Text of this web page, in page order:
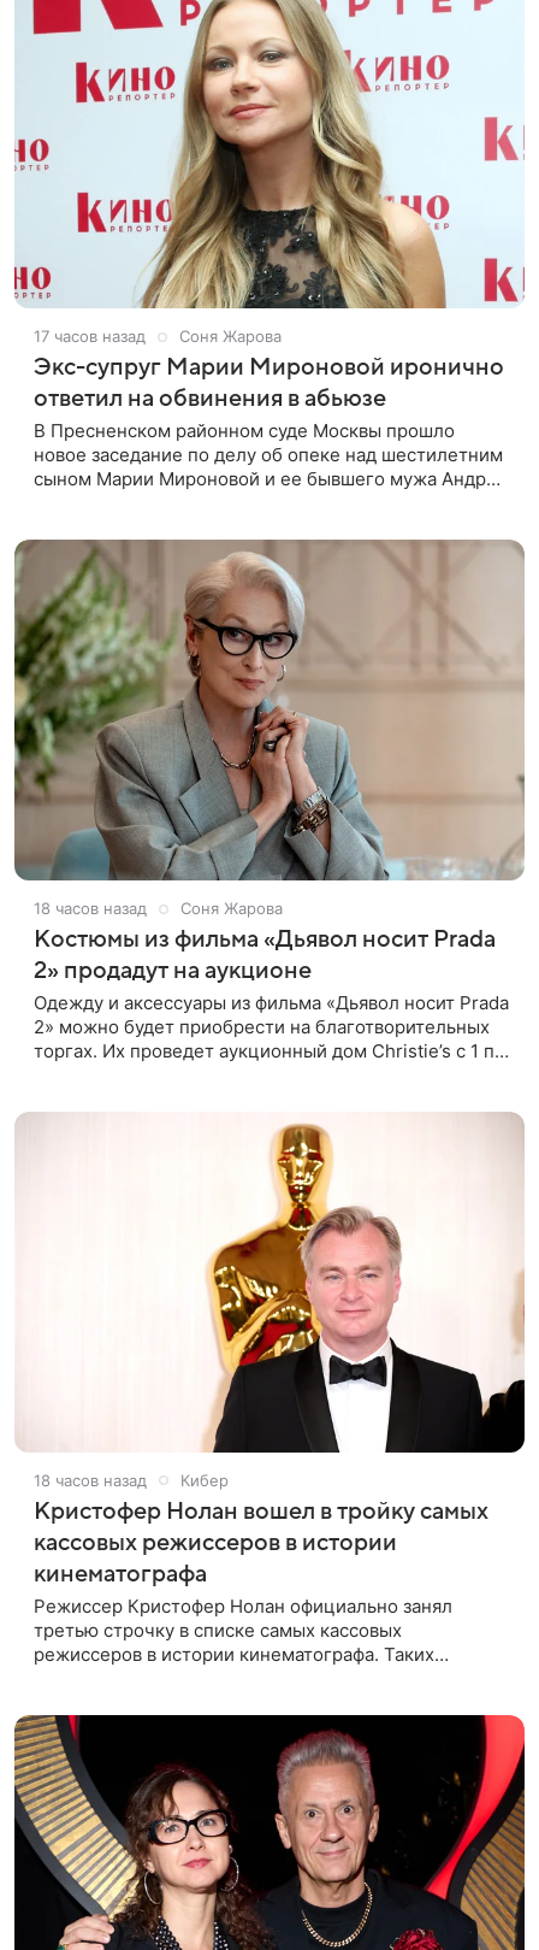
17 часов назад Соня Жарова
Экс-супруг Марии Мироновой иронично
ответил на обвинения в абьюзе
В Пресненском районном суде Москвы прошло
новое заседание по делу об опеке над шестилетним
сыном Марии Мироновой и ее бывшего мужа Андрея
18 часов назад Соня Жарова
Костюмы из фильма «Дьявол носит Prada
2» продадут на аукционе
Одежду и аксессуары из фильма «Дьявол носит Prada
2» можно будет приобрести на благотворительных
торгах. Их проведет аукционный дом Christie’s с 1 по
18 часов назад Кибер
Кристофер Нолан вошел в тройку самых
кассовых режиссеров в истории
кинематографа
Режиссер Кристофер Нолан официально занял
третью строчку в списке самых кассовых
режиссеров в истории кинематографа. Таких